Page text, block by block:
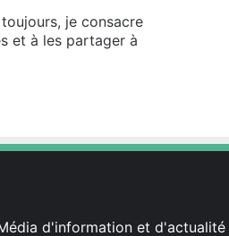
je consacre
et à les partager à
d'information et